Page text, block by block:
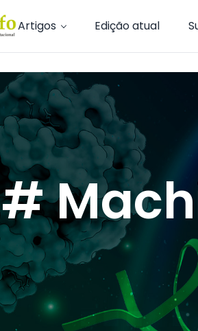
Artigos Edição atual
#